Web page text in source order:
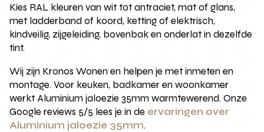
Kies RAL kleuren van wit tot antraciet, mat of glans,
met ladderband of koord, ketting of elektrisch,
kindveilig, zijgeleiding, bovenbak en onderlat in dezelfde
tint.
Wij zijn Kronos Wonen en helpen je met inmeten en
montage. Voor keuken, badkamer en woonkamer
werkt Aluminium jaloezie 35mm warmtewerend. Onze
Google reviews 5/5 lees je in de ervaringen over
Aluminium jaloezie 35mm.